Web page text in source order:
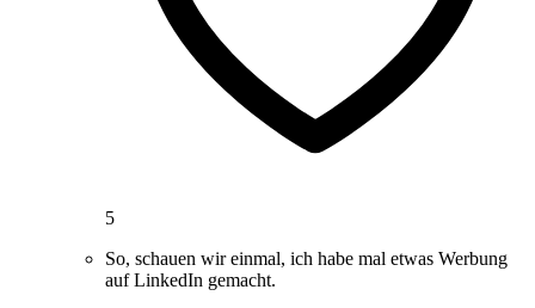
5
So, schauen wir einmal, ich habe mal etwas Werbung
auf LinkedIn gemacht.